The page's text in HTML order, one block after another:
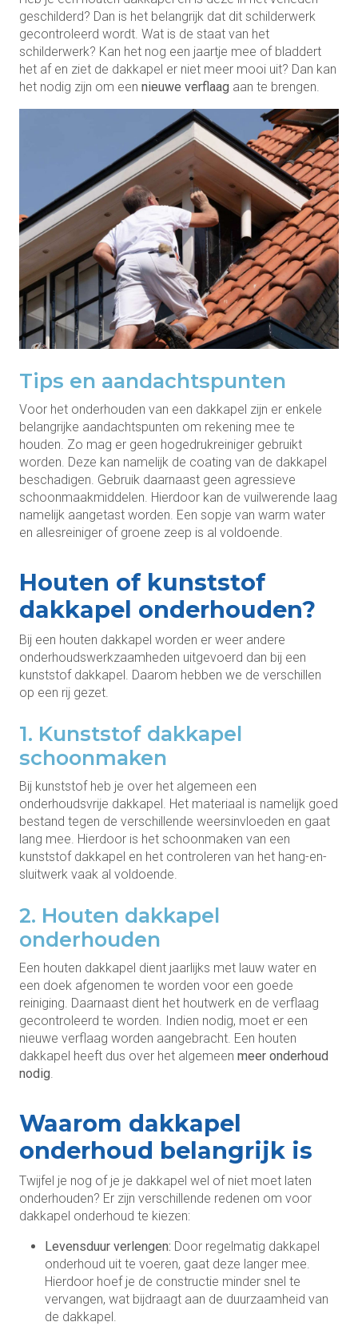
geschilderd? Dan is het belangrijk dat dit schilderwerk
gecontroleerd wordt. Wat is de staat van het
schilderwerk? Kan het nog een jaartje mee of bladdert
het af en ziet de dakkapel er niet meer mooi uit? Dan kan
het nodig zijn om een nieuwe verflaag aan te brengen.
Tips en aandachtspunten
Voor het onderhouden van een dakkapel zijn er enkele
belangrijke aandachtspunten om rekening mee te
houden. Zo mag er geen hogedrukreiniger gebruikt
worden. Deze kan namelijk de coating van de dakkapel
beschadigen. Gebruik daarnaast geen agressieve
schoonmaakmiddelen. Hierdoor kan de vuilwerende laag
namelijk aangetast worden. Een sopje van warm water
en allesreiniger of groene zeep is al voldoende.
Houten of kunststof
dakkapel onderhouden?
Bij een houten dakkapel worden er weer andere
onderhoudswerkzaamheden uitgevoerd dan bij een
kunststof dakkapel. Daarom hebben we de verschillen
op een rij gezet.
1. Kunststof dakkapel
schoonmaken
Bij kunststof heb je over het algemeen een
onderhoudsvrije dakkapel. Het materiaal is namelijk goed
bestand tegen de verschillende weersinvloeden en gaat
lang mee. Hierdoor is het schoonmaken van een
kunststof dakkapel en het controleren van het hang-en-
sluitwerk vaak al voldoende.
2. Houten dakkapel
onderhouden
Een houten dakkapel dient jaarlijks met lauw water en
een doek afgenomen te worden voor een goede
reiniging. Daarnaast dient het houtwerk en de verflaag
gecontroleerd te worden. Indien nodig, moet er een
nieuwe verflaag worden aangebracht. Een houten
dakkapel heeft dus over het algemeen meer onderhoud
nodig.
Waarom dakkapel
onderhoud belangrijk is
Twijfel je nog of je je dakkapel wel of niet moet laten
onderhouden? Er zijn verschillende redenen om voor
dakkapel onderhoud te kiezen:
Levensduur verlengen: Door regelmatig dakkapel
onderhoud uit te voeren, gaat deze langer mee.
Hierdoor hoef je de constructie minder snel te
vervangen, wat bijdraagt aan de duurzaamheid van
de dakkapel.